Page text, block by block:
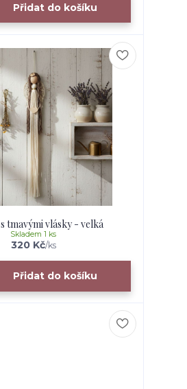
Přidat do košíku
tmavými vlásky - velká
320 Kč/ks
Skladem 1 ks
Přidat do košíku